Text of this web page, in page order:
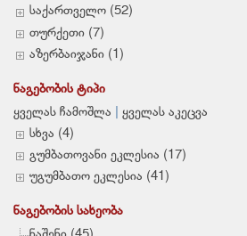
საქართველო (52)
თურქეთი (7)
აზერბაიჯანი (1)
ᲜᲐᲒᲔᲑᲝᲑᲘᲡ ᲢᲘᲞᲘ
ყველას ჩამოშლა | ყველას აკეცვა
სხვა (4)
გუმბათოვანი ეკლესია (17)
უგუმბათო ეკლესია (41)
ᲜᲐᲒᲔᲑᲝᲑᲘᲡ ᲡᲐᲮᲔᲝᲑᲐ